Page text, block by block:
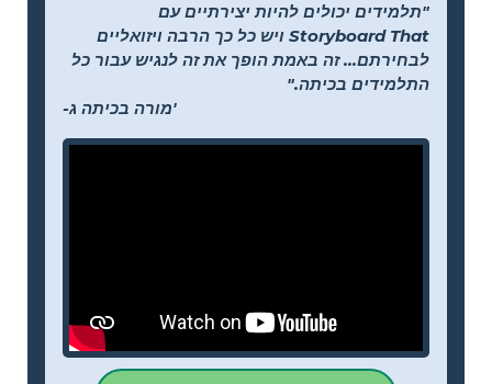
"תלמידים יכולים להיות יצירתיים עם
Storyboard That ויש כל כך הרבה ויזואליים
לבחירתם... זה באמת הופך את זה לנגיש עבור כל
התלמידים בכיתה."
-מורה בכיתה ג'